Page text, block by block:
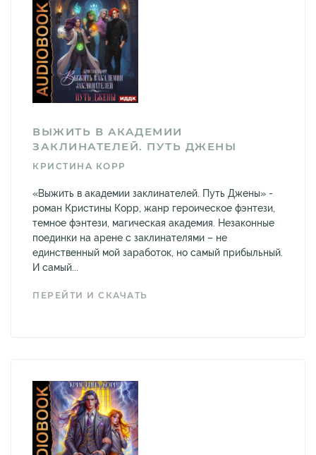
ВЫЖИТЬ В АКАДЕМИИ
ЗАКЛИНАТЕЛЕЙ. ПУТЬ ДЖЕНЫ
КРИСТИНА КОРР
«Выжить в академии заклинателей. Путь Джены» -
роман Кристины Корр, жанр героическое фэнтези,
темное фэнтези, магическая академия. Незаконные
поединки на арене с заклинателями – не
единственный мой заработок, но самый прибыльный.
И самый...
ПЕРЕЙТИ И СКАЧАТЬ